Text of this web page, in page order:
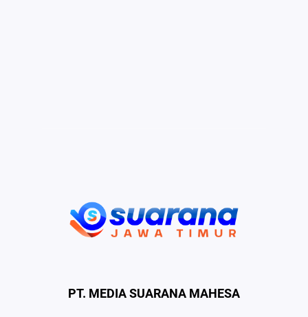
PT. MEDIA SUARANA MAHESA